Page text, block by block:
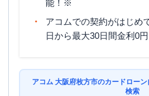
能！※
アコムでの契約がはじめ
日から最大30日間金利0円
アコム 大阪府枚方市のカードロー
検索